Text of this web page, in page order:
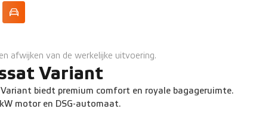
afwijken van de werkelijke uitvoering.
Variant
biedt premium comfort en royale bagageruimte.
motor en DSG-automaat.